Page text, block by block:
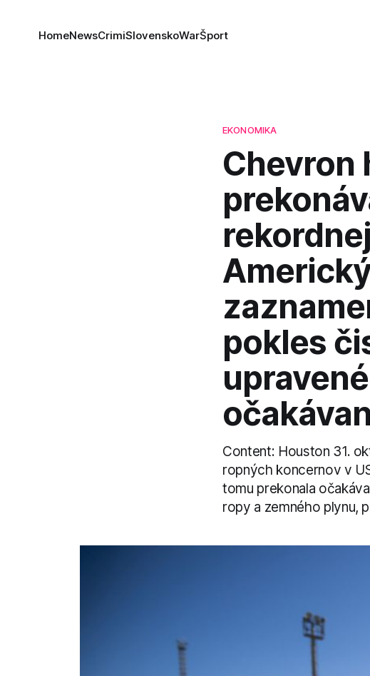
HomeNewsCrimiSlovenskoWarŠport
EKONOMIKA
Chevron
pokles
Content: Houston 31.
ropných koncernov v
tomu prekonala
ropy a zemného plynu,